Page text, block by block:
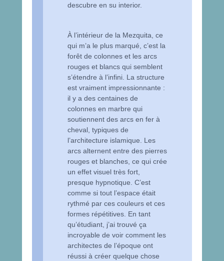
descubre en su interior.
À l’intérieur de la Mezquita, ce
qui m’a le plus marqué, c’est la
forêt de colonnes et les arcs
rouges et blancs qui semblent
s’étendre à l’infini. La structure
est vraiment impressionnante :
il y a des centaines de
colonnes en marbre qui
soutiennent des arcs en fer à
cheval, typiques de
l’architecture islamique. Les
arcs alternent entre des pierres
rouges et blanches, ce qui crée
un effet visuel très fort,
presque hypnotique. C’est
comme si tout l’espace était
rythmé par ces couleurs et ces
formes répétitives. En tant
qu’étudiant, j’ai trouvé ça
incroyable de voir comment les
architectes de l’époque ont
réussi à créer quelque chose